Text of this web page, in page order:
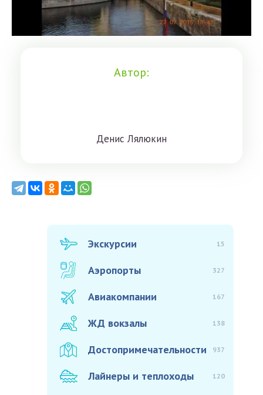
Автор:
Дeниc Лялюкин
Экскурсии 15
Аэропорты 327
Авиакомпании 167
ЖД вокзалы 138
Достопримечательности 937
Лайнеры и теплоходы 120